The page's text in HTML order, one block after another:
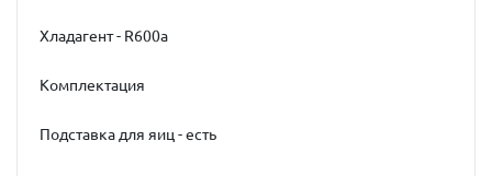
Хладагент - R600a
Комплектация
Подставка для яиц - есть